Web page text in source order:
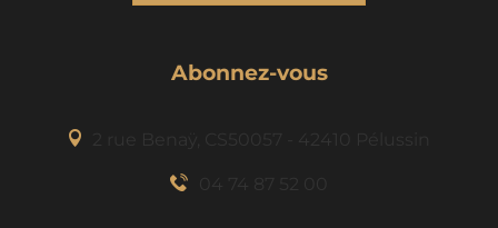
Abonnez-vous